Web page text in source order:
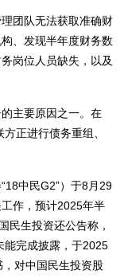
团队无法获取准确财
、发现半年度财务数
岗位人员缺失，以及
主要原因之一。在
正进行债务重组、
中民G2”）于8月29
作，预计2025年半
民生投资还公告称，
能完成披露，于2025
对中国民生投资股